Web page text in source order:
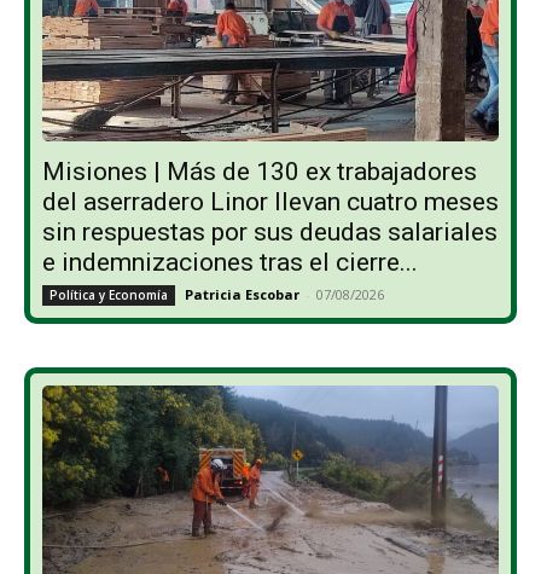
Misiones | Más de 130 ex trabajadores
del aserradero Linor llevan cuatro meses
sin respuestas por sus deudas salariales
e indemnizaciones tras el cierre...
Política y Economía Patricia Escobar - 07/08/2026